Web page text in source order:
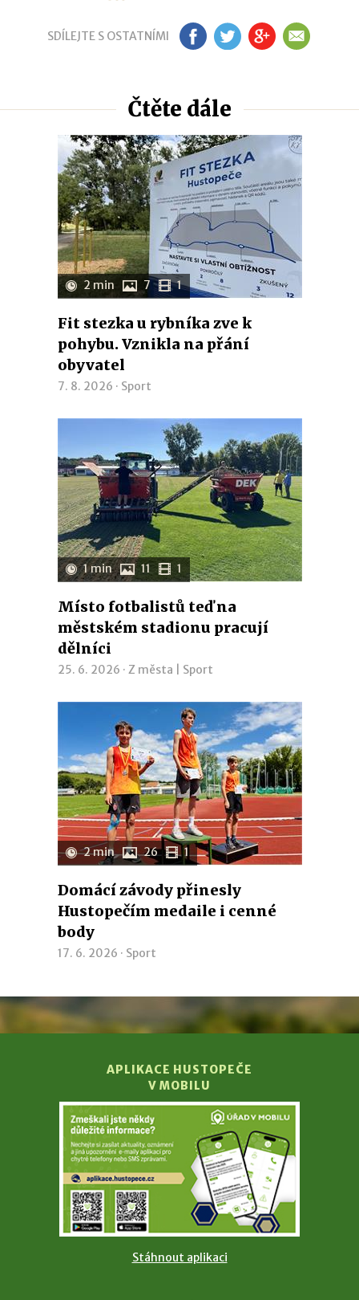
SDÍLEJTE S OSTATNÍMI FB TW GP EM
Čtěte dále
2 min 7 1
Fit stezka u rybníka zve k
pohybu. Vznikla na přání
obyvatel
7. 8. 2026 · Sport
1 min 11 1
Místo fotbalistů teď na
městském stadionu pracují
dělníci
25. 6. 2026 · Z města Sport
2 min 26 1
Domácí závody přinesly
Hustopečím medaile i cenné
body
17. 6. 2026 · Sport
APLIKACE HUSTOPEČE
V MOBILU
Stáhnout aplikaci